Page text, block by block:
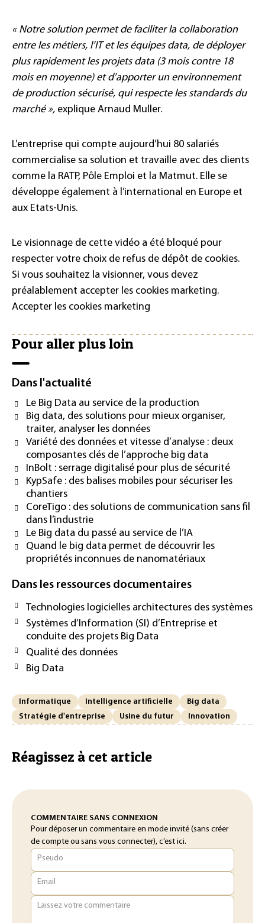
« Notre solution permet de faciliter la collaboration
entre les métiers, l’IT et les équipes data, de déployer
plus rapidement les projets data (3 mois contre 18
mois en moyenne) et d’apporter un environnement
de production sécurisé, qui respecte les standards du
marché », explique Arnaud Muller.
L’entreprise qui compte aujourd’hui 80 salariés
commercialise sa solution et travaille avec des clients
comme la RATP, Pôle Emploi et la Matmut. Elle se
développe également à l’international en Europe et
aux Etats-Unis.
Le visionnage de cette vidéo a été bloqué pour
respecter votre choix de refus de dépôt de cookies.
Si vous souhaitez la visionner, vous devez
préalablement accepter les cookies marketing.
Accepter les cookies marketing
Pour aller plus loin
Dans l'actualité
Le Big Data au service de la production
Big data, des solutions pour mieux organiser,
traiter, analyser les données
Variété des données et vitesse d’analyse : deux
composantes clés de l’approche big data
InBolt : serrage digitalisé pour plus de sécurité
KypSafe : des balises mobiles pour sécuriser les
chantiers
CoreTigo : des solutions de communication sans fil
dans l’industrie
Le Big data du passé au service de l’IA
Quand le big data permet de découvrir les
propriétés inconnues de nanomatériaux
Dans les ressources documentaires
Technologies logicielles architectures des systèmes
Systèmes d’Information (SI) d’Entreprise et
conduite des projets Big Data
Qualité des données
Big Data
Informatique Intelligence artificielle
Big data
Stratégie d'entreprise
Usine du futur Innovation
Réagissez à cet article
COMMENTAIRE SANS CONNEXION
Pour déposer un commentaire en mode invité (sans créer
de compte ou sans vous connecter), c’est ici.
Pseudo
Email
Laissez votre commentaire